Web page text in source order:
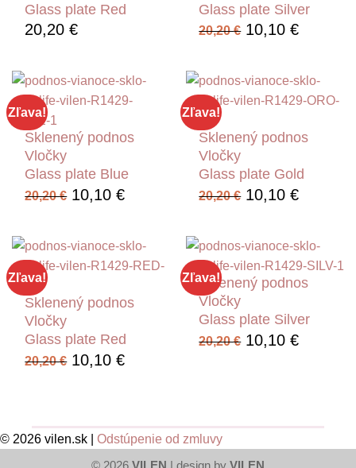
Glass plate Red
20,20€
Glass plate Silver
20,20€ Pôvodná
20,20 €.
10,10€
10,10 €.
Zľava!
Sklenený podnos
Vločky
Glass plate Blue
20,20€ Pôvodná
20,20 €.
10,10€Aktuálna
10,10 €.
Zľava!
Sklenený podnos
Vločky
Glass plate Gold
20,20€ Pôvodná
20,20 €.
10,10€
10,10 €.
Zľava!
Sklenený podnos
Vločky
Glass plate Red
20,20€ Pôvodná
10,10€Aktuálna
Zľava!
Sklenený podnos
Vločky
Glass plate Silver
20,20€ Pôvodná
10,10€
© 2026 vilen.sk | Odstúpenie od zmluvy